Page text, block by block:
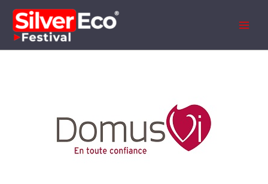
contenu